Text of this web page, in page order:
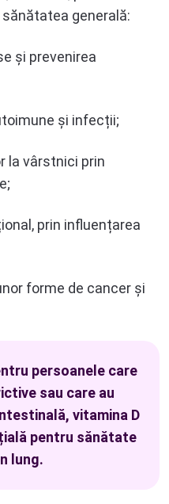
generală:
și prevenirea
și infecții;
la vârstnici prin
prin influențarea
forme de cancer și
persoanele care
sau care au
vitamina D
pentru sănătate
lung.